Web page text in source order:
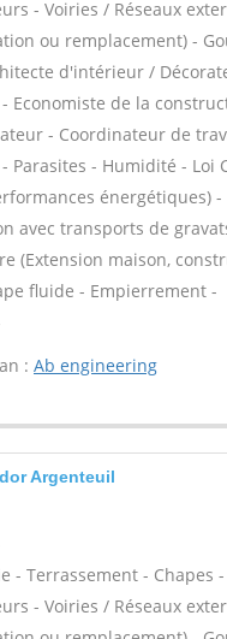
- Voiries / Réseaux
ou remplacement) -
d'intérieur /
Economiste de la
- Coordinateur de
Parasites - Humidité - Loi
énergétiques) -
avec transports de
(Extension maison,
fluide - Empierrement -
: Ab engineering
Argenteuil
- Terrassement - Chapes
- Voiries / Réseaux